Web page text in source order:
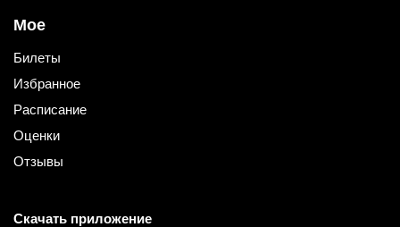
Мое
Билеты
Избранное
Расписание
Оценки
Отзывы
Скачать приложение